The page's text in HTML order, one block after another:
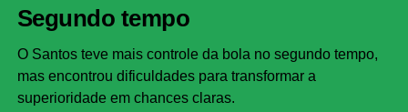
Segundo tempo
O Santos teve mais controle da bola no segundo tempo,
mas encontrou dificuldades para transformar a
superioridade em chances claras.